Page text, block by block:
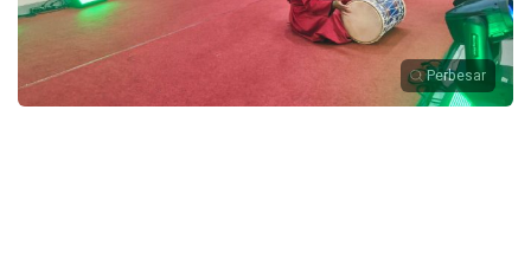
Perbesar